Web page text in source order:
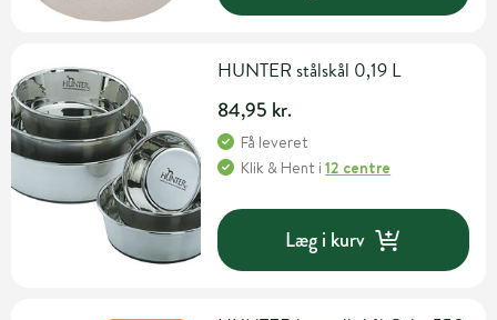
HUNTER stålskål 0,19 L
84,95 kr.
Få leveret
Klik & Hent i12 centre
Læg i kurv